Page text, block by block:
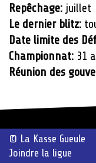
Repêchage: juillet
Le dernier blitz:
Date limite des
Championnat: 31
Réunion des
© La Kasse Gueule
Joindre la ligue